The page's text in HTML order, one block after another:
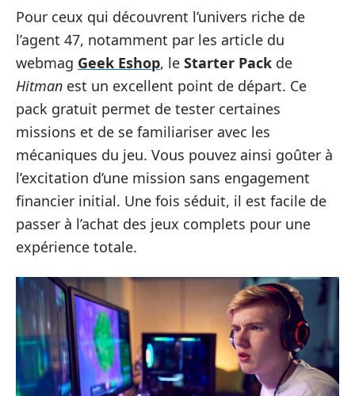
Pour ceux qui découvrent l’univers riche de
l’agent 47, notamment par les article du
webmag Geek Eshop, le Starter Pack de
Hitman est un excellent point de départ. Ce
pack gratuit permet de tester certaines
missions et de se familiariser avec les
mécaniques du jeu. Vous pouvez ainsi goûter à
l’excitation d’une mission sans engagement
financier initial. Une fois séduit, il est facile de
passer à l’achat des jeux complets pour une
expérience totale.